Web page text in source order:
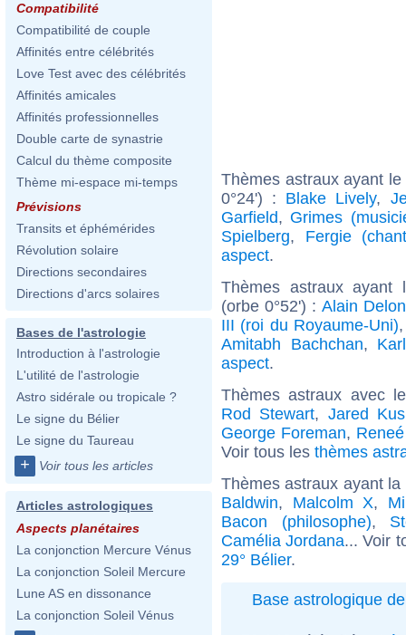
Compatibilité
Compatibilité de couple
Affinités entre célébrités
Love Test avec des célébrités
Affinités amicales
Affinités professionnelles
Double carte de synastrie
Calcul du thème composite
Thème mi-espace mi-temps
Prévisions
Transits et éphémérides
Révolution solaire
Directions secondaires
Directions d'arcs solaires
Bases de l'astrologie
Introduction à l'astrologie
L'utilité de l'astrologie
Astro sidérale ou tropicale ?
Le signe du Bélier
Le signe du Taureau
+ Voir tous les articles
Articles astrologiques
Aspects planétaires
La conjonction Mercure Vénus
La conjonction Soleil Mercure
Lune AS en dissonance
La conjonction Soleil Vénus
Thèmes astraux ayant
0°24') : Blake Lively,
Garfield, Grimes
Spielberg, Fergie
aspect.
Thèmes astraux ayant
(orbe 0°52') : Alain Delon
III (roi du Royaume-Uni)
Amitabh Bachchan,
aspect.
Thèmes astraux avec
Rod Stewart, Jared
George Foreman,
Voir tous les thèmes
Thèmes astraux ayant
Baldwin, Malcolm X,
Bacon (philosophe),
Camélia Jordana... Voir
29° Bélier.
Base astrologique